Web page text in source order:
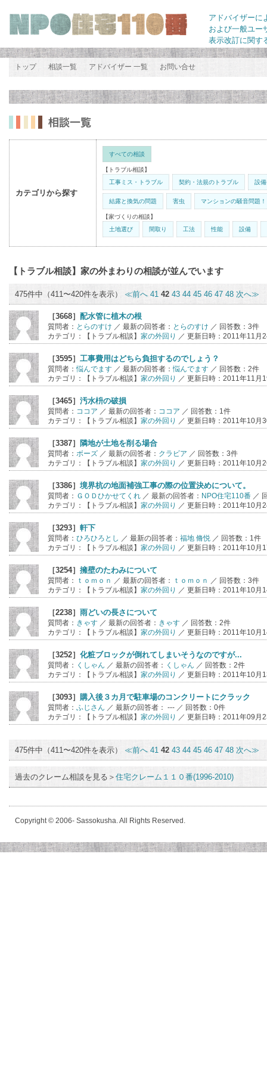
アドバイザーに
および一般ユー
表示改訂に関す
トップ 相談一覧 アドバイザー 一覧 お問い合せ
カテゴリから探す
すべての相談
【トラブル相談】
工事ミス・トラブル
契約・法規のトラブル 設
結露と換気の問題 害虫 マンションの騒音問題！
【家づくりの相談】
土地選び
間取り 工法 性能 設備
【トラブル相談】家の外まわりの相談が並んでいます
475件中（411〜420件を表示） ≪前へ 41 42 43 44 45 46 47 48 次へ≫
［3668］ 配水管に植木の根
質問者： とらのすけ ／ 最新の回答者： とらのすけ ／ 回答数：3件
カテゴリ：【トラブル相談】 家の外回り ／ 更新日時：2011年11月
［3595］ 工事費用はどちら負担するのでしょう？
質問者：悩んでます ／ 最新の回答者：悩んでます ／ 回答数：2件
カテゴリ：【トラブル相談】 家の外回り ／ 更新日時：2011年11月
［3465］ 汚水枡の破損
質問者： ココア ／ 最新の回答者： ココア ／ 回答数：1件
カテゴリ：【トラブル相談】 家の外回り ／ 更新日時：2011年10月
［3387］ 隣地が土地を削る場合
質問者： ボーズ ／ 最新の回答者： クラビア ／ 回答数：3件
カテゴリ：【トラブル相談】 家の外回り ／ 更新日時：2011年10月
［3386］ 境界杭の地面補強工事の際の位置決めについて。
質問者： ＧＯＤひかせてくれ ／ 最新の回答者： NPO住宅110番 ／
カテゴリ：【トラブル相談】 家の外回り ／ 更新日時：2011年10月
［3293］ 軒下
質問者： ひろひろとし ／ 最新の回答者： 福地 脩悦 ／ 回答数：1件
カテゴリ：【トラブル相談】 家の外回り ／ 更新日時：2011年10月
［3254］ 擁壁のたわみについて
質問者： ｔｏｍｏｎ ／ 最新の回答者： ｔｏｍｏｎ
／ 回答数：3件
カテゴリ：【トラブル相談】 家の外回り ／ 更新日時：2011年10月
［2238］ 雨どいの長さについて
質問者： きゃす ／ 最新の回答者： きゃす ／ 回答数：2件
カテゴリ：【トラブル相談】 家の外回り ／ 更新日時：2011年10月
［3252］ 化粧ブロックが倒れてしまいそうなのですが...
質問者： くしゃん ／ 最新の回答者： くしゃん ／ 回答数：2件
カテゴリ：【トラブル相談】 家の外回り ／ 更新日時：2011年10月
［3093］ 購入後３カ月で駐車場のコンクリートにクラック
質問者： ふじさん ／ 最新の回答者： --- ／ 回答数：0件
カテゴリ：【トラブル相談】 家の外回り ／ 更新日時：2011年09月
475件中（411〜420件を表示） ≪前へ 41 42 43 44 45 46 47 48 次へ≫
過去のクレーム相談を見る＞ 住宅クレーム１１０番(1996-2010)
Copyright © 2006- Sassokusha. All Rights Reserved.